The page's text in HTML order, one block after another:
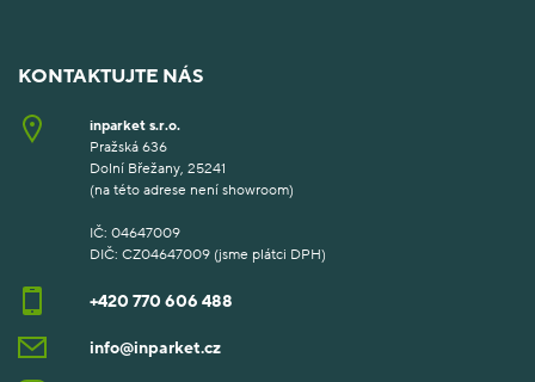
KONTAKTUJTE NÁS
inparket s.r.o.
Pražská 636
Dolní Břežany, 25241
(na této adrese není showroom)
IČ: 04647009
DIČ: CZ04647009 (jsme plátci DPH)
+420 770 606 488
info@inparket.cz